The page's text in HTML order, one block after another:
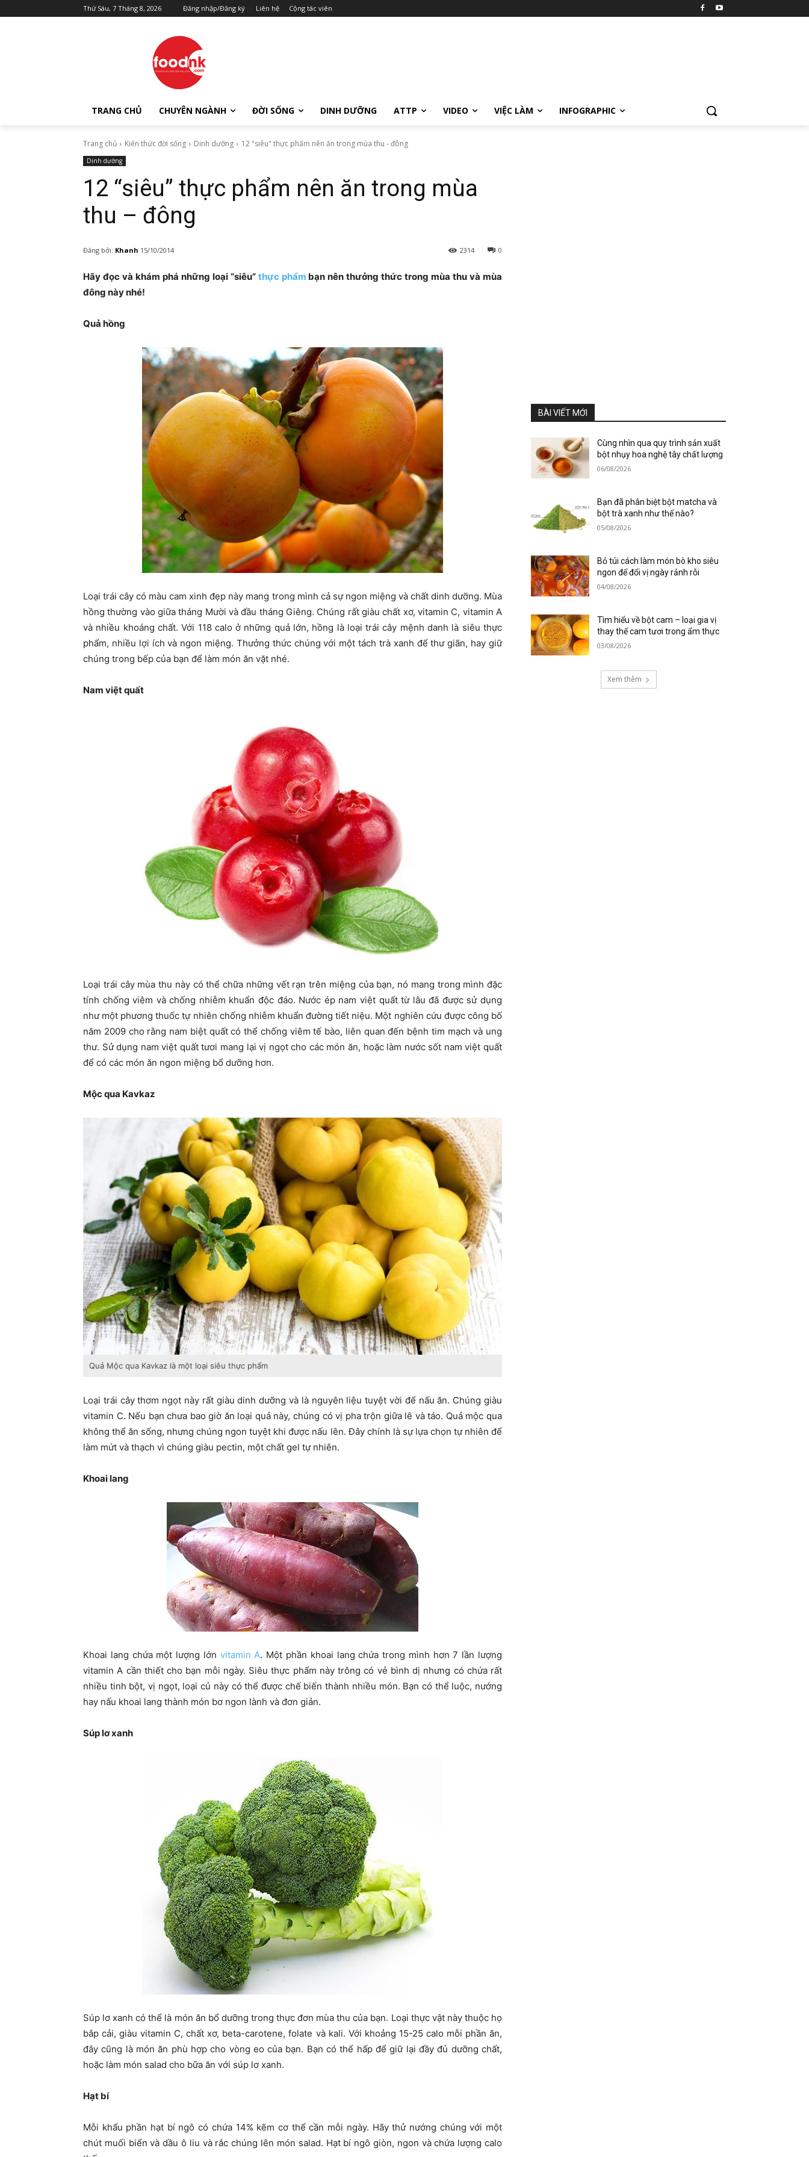
Thứ Sáu, 7 Tháng 8, 2026 Đăng nhập/Đăng ký Liên hệ Cộng tác viên
TRANG CHỦ CHUYÊN NGÀNH ĐỜI SỐNG DINH DƯỠNG ATTP VIDEO VIỆC LÀM INFOGRAPHIC
Trang chủ Kiến thức đời sống Dinh dưỡng 12 "siêu" thực phẩm nên ăn trong mùa thu - đông
Dinh dưỡng
12 “siêu” thực phẩm nên ăn trong mùa
thu – đông
Đăng bởi: Khanh 15/10/2014 0
2314
Hãy đọc và khám phá những loại “siêu” thực phẩm bạn nên thưởng thức trong mùa thu và mùa
đông này nhé!
Quả hồng
Loại trái cây có màu cam xinh đẹp này mang trong mình cả sự ngon miệng và chất dinh dưỡng. Mùa
hồng thường vào giữa tháng Mười và đầu tháng Giêng. Chúng rất giàu chất xơ, vitamin C, vitamin A
và nhiều khoáng chất. Với 118 calo ở những quả lớn, hồng là loại trái cây mệnh danh là siêu thực
phẩm, nhiều lợi ích và ngon miệng. Thưởng thức chúng với một tách trà xanh để thư giãn, hay giữ
chúng trong bếp của bạn để làm món ăn vặt nhé.
Nam việt quất
Loại trái cây mùa thu này có thể chữa những vết rạn trên miệng của bạn, nó mang trong mình đặc
tính chống viêm và chống nhiễm khuẩn độc đáo. Nước ép nam việt quất từ lâu đã được sử dụng
như một phương thuốc tự nhiên chống nhiễm khuẩn đường tiết niệu. Một nghiên cứu được công bố
năm 2009 cho rằng nam biệt quất có thể chống viêm tế bào, liên quan đến bệnh tim mạch và ung
thư. Sử dụng nam việt quất tươi mang lại vị ngọt cho các món ăn, hoặc làm nước sốt nam việt quất
để có các món ăn ngon miệng bổ dưỡng hơn.
Mộc qua Kavkaz
Quả Mộc qua Kavkaz là một loại siêu thực phẩm
Loại trái cây thơm ngọt này rất giàu dinh dưỡng và là nguyên liệu tuyệt vời để nấu ăn. Chúng giàu
vitamin C. Nếu bạn chưa bao giờ ăn loại quả này, chúng có vị pha trộn giữa lê và táo. Quả mộc qua
không thể ăn sống, nhưng chúng ngon tuyệt khi được nấu lên. Đây chính là sự lựa chọn tự nhiên để
làm mứt và thạch vì chúng giàu pectin, một chất gel tự nhiên.
Khoai lang
Khoai lang chứa một lượng lớn vitamin A. Một phần khoai lang chứa trong mình hơn 7 lần lượng
vitamin A cần thiết cho bạn mỗi ngày. Siêu thực phẩm này trông có vẻ bình dị nhưng có chứa rất
nhiều tinh bột, vị ngọt, loại củ này có thể được chế biến thành nhiều món. Bạn có thể luộc, nướng
hay nấu khoai lang thành món bơ ngon lành và đơn giản.
Súp lơ xanh
Súp lơ xanh có thể là món ăn bổ dưỡng trong thực đơn mùa thu của bạn. Loại thực vật này thuộc họ
bắp cải, giàu vitamin C, chất xơ, beta-carotene, folate và kali. Với khoảng 15-25 calo mỗi phần ăn,
đây cũng là món ăn phù hợp cho vòng eo của bạn. Bạn có thể hấp để giữ lại đầy đủ dưỡng chất,
hoặc làm món salad cho bữa ăn với súp lơ xanh.
Hạt bí
Mỗi khẩu phần hạt bí ngô có chứa 14% kẽm cơ thể cần mỗi ngày. Hãy thử nướng chúng với một
chút muối biển và dầu ô liu và rắc chúng lên món salad. Hạt bí ngô giòn, ngon và chứa lượng calo
BÀI VIẾT MỚI
Cùng nhìn qua quy trình sản xuất
bột nhụy hoa nghệ tây chất lượng
06/08/2026
Bạn đã phân biệt bột matcha và
bột trà xanh như thế nào?
05/08/2026
Bỏ túi cách làm món bò kho siêu
ngon để đổi vị ngày rảnh rỗi
04/08/2026
Tìm hiểu về bột cam – loại gia vị
thay thế cam tươi trong ẩm thực
03/08/2026
Xem thêm